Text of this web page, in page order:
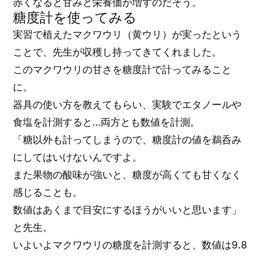
糖度計を使ってみる
実習で植えたマクワウリ（黄ウリ）が実ったという
ことで、先生が収穫し持ってきてくれました。
このマクワウリの甘さを糖度計で計ってみること
に。
器具の使い方を教えてもらい、実験でエタノールや
食塩を計測すると…両方とも数値を計測。
「糖以外も計ってしまうので、糖度計の値を鵜呑み
にしてはいけないんですよ。
また果物の酸味が強いと、糖度が高くても甘くなく
感じることも。
数値はあくまで目安にするほうがいいと思います」
と先生。
いよいよマクワウリの糖度を計測すると、数値は9.8